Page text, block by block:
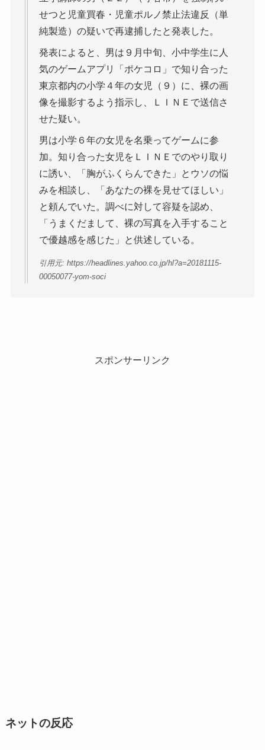
せつと児童買春・児童ポルノ禁止法違反（単
純製造）の疑いで再逮捕したと発表した。
発表によると、男は９月中旬、小中学生に人
気のゲームアプリ「ポケコロ」で知り合った
東京都内の小学４年の女児（９）に、裸の画
像を撮影するよう指示し、ＬＩＮＥで送信さ
せた疑い。
男は小学６年の女児を名乗ってゲームに参
加。知り合った女児をＬＩＮＥでのやり取り
に誘い、「胸がふくらんできた」とウソの悩
みを相談し、「あなたの裸を見せてほしい」
と頼んでいた。調べに対して容疑を認め、
「うまくだまして、裸の写真を入手すること
で優越感を感じた」と供述している。
引用元: https://headlines.yahoo.co.jp/hl?a=20181115-
00050077-yom-soci
スポンサーリンク
ネットの反応